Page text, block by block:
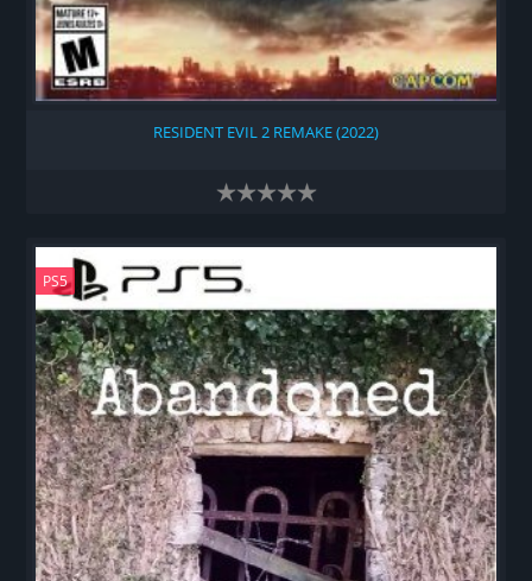
RESIDENT EVIL 2 REMAKE (2022)
PS5